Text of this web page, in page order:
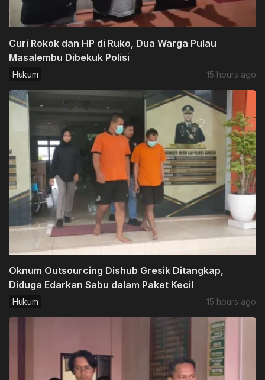
Curi Rokok dan HP di Ruko, Dua Warga Pulau
Masalembu Dibekuk Polisi
Hukum 15 hours ago
Oknum Outsourcing Dishub Gresik Ditangkap,
Diduga Edarkan Sabu dalam Paket Kecil
Hukum 15 hours ago